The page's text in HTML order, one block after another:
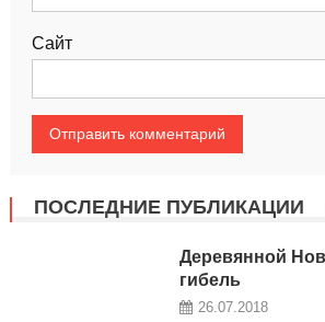
Сайт
ПОСЛЕДНИЕ ПУБЛИКАЦИИ
Деревянной
гибель
26.07.2018